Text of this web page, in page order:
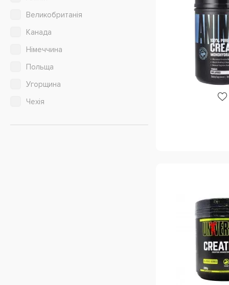
Великобританія
Канада
Німеччина
Польща
Угорщина
Чехія